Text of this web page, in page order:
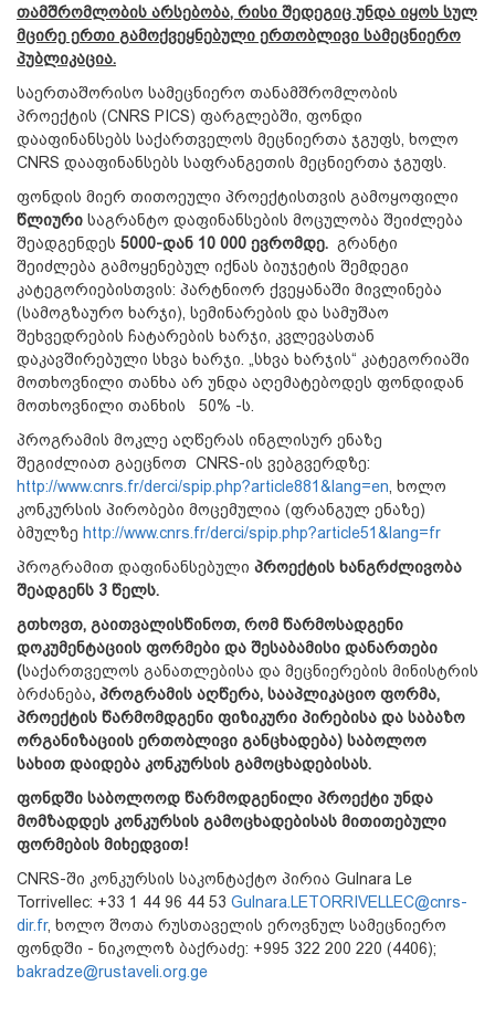
თამშრომლობის არსებობა, რისი შედეგიც უნდა იყოს სულ
მცირე ერთი გამოქვეყნებული ერთობლივი სამეცნიერო
პუბლიკაცია.
საერთაშორისო სამეცნიერო თანამშრომლობის
პროექტის (CNRS PICS) ფარგლებში, ფონდი
დააფინანსებს საქართველოს მეცნიერთა ჯგუფს, ხოლო
CNRS დააფინანსებს საფრანგეთის მეცნიერთა ჯგუფს.
ფონდის მიერ თითოეული პროექტისთვის გამოყოფილი
წლიური საგრანტო დაფინანსების მოცულობა შეიძლება
შეადგენდეს 5000-დან 10 000 ევრომდე. გრანტი
შეიძლება გამოყენებულ იქნას ბიუჯეტის შემდეგი
კატეგორიებისთვის: პარტნიორ ქვეყანაში მივლინება
(სამოგზაურო ხარჯი), სემინარების და სამუშაო
შეხვედრების ჩატარების ხარჯი, კვლევასთან
დაკავშირებული სხვა ხარჯი. „სხვა ხარჯის“ კატეგორიაში
მოთხოვნილი თანხა არ უნდა აღემატებოდეს ფონდიდან
მოთხოვნილი თანხის 50% -ს.
პროგრამის მოკლე აღწერას ინგლისურ ენაზე
შეგიძლიათ გაეცნოთ CNRS-ის ვებგვერდზე:
http://www.cnrs.fr/derci/spip.php?article881&lang=en , ხოლო
კონკურსის პირობები მოცემულია (ფრანგულ ენაზე)
ბმულზე http://www.cnrs.fr/derci/spip.php?article51&lang=fr
პროგრამით დაფინანსებული პროექტის ხანგრძლივობა
შეადგენს 3 წელს.
გთხოვთ, გაითვალისწინოთ, რომ წარმოსადგენი
დოკუმენტაციის ფორმები და შესაბამისი დანართები
(საქართველოს განათლებისა და მეცნიერების მინისტრის
ბრძანება, პროგრამის აღწერა, სააპლიკაციო ფორმა,
პროექტის წარმომდგენი ფიზიკური პირებისა და საბაზო
ორგანიზაციის ერთობლივი განცხადება) საბოლოო
სახით დაიდება კონკურსის გამოცხადებისას.
ფონდში საბოლოოდ წარმოდგენილი პროექტი უნდა
მომზადდეს კონკურსის გამოცხადებისას მითითებული
ფორმების მიხედვით!
CNRS-ში კონკურსის საკონტაქტო პირია Gulnara Le
Torrivellec: +33 1 44 96 44 53 Gulnara.LETORRIVELLEC@cnrs-
dir.fr, ხოლო შოთა რუსთაველის ეროვნულ სამეცნიერო
ფონდში - ნიკოლოზ ბაქრაძე: +995 322 200 220 (4406);
bakradze@rustaveli.org.ge